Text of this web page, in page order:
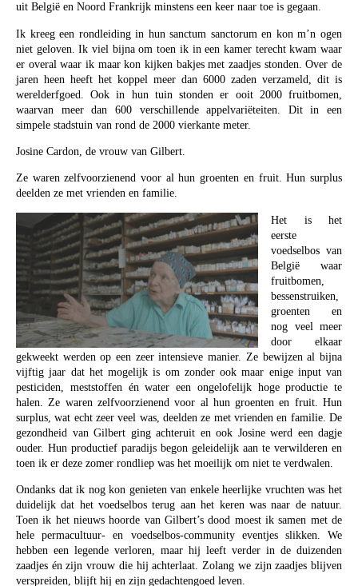
uit België en Noord Frankrijk minstens een keer naar toe is gegaan.
Ik kreeg een rondleiding in hun sanctum sanctorum en kon m’n ogen
niet geloven. Ik viel bijna om toen ik in een kamer terecht kwam waar
er overal waar ik maar kon kijken bakjes met zaadjes stonden. Over de
jaren heen heeft het koppel meer dan 6000 zaden verzameld, dit is
werelderfgoed. Ook in hun tuin stonden er ooit 2000 fruitbomen,
waarvan meer dan 600 verschillende appelvariëteiten. Dit in een
simpele stadstuin van rond de 2000 vierkante meter.
Josine Cardon, de vrouw van Gilbert.
Ze waren zelfvoorzienend voor al hun groenten en fruit. Hun surplus
deelden ze met vrienden en familie.
Het is het
eerste
voedselbos van
België waar
fruitbomen,
bessenstruiken,
groenten en
nog veel meer
door elkaar
gekweekt werden op een zeer intensieve manier. Ze bewijzen al bijna
vijftig jaar dat het mogelijk is om zonder ook maar enige input van
pesticiden, meststoffen én water een ongelofelijk hoge productie te
halen. Ze waren zelfvoorzienend voor al hun groenten en fruit. Hun
surplus, wat echt zeer veel was, deelden ze met vrienden en familie. De
gezondheid van Gilbert ging achteruit en ook Josine werd een dagje
ouder. Hun productief paradijs begon geleidelijk aan te verwilderen en
toen ik er deze zomer rondliep was het moeilijk om niet te verdwalen.
Ondanks dat ik nog kon genieten van enkele heerlijke vruchten was het
duidelijk dat het voedselbos terug aan het keren was naar de natuur.
Toen ik het nieuws hoorde van Gilbert’s dood moest ik samen met de
hele permacultuur- en voedselbos-community eventjes slikken. We
hebben een legende verloren, maar hij leeft verder in de duizenden
zaadjes én zijn vrouw die hij achterlaat. Zolang we zijn zaadjes blijven
verspreiden, blijft hij en zijn gedachtengoed leven.